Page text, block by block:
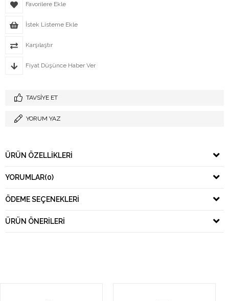
Favorilere Ekle
İstek Listeme Ekle
Karşılaştır
Fiyat Düşünce Haber Ver
TAVSIYE ET
YORUM YAZ
ÜRÜN ÖZELLIKLERI
YORUMLAR(0)
ÖDEME SEÇENEKLERI
ÜRÜN ÖNERILERI